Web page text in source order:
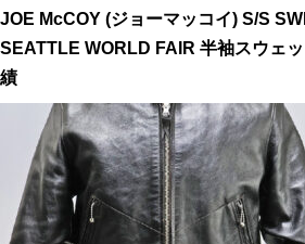
JOE McCOY (ジョーマッコイ) S/S
SEATTLE WORLD FAIR 半袖スウェ
績